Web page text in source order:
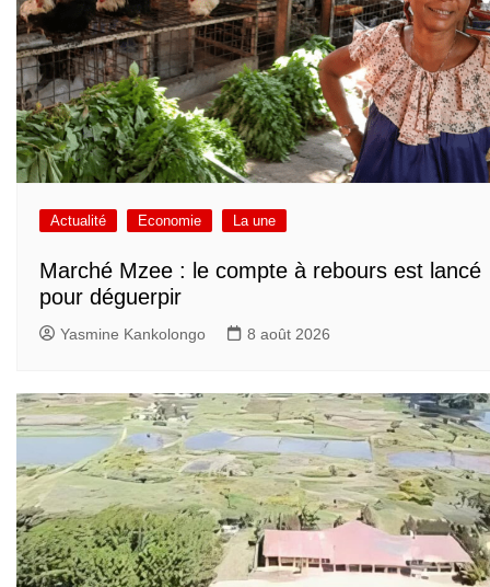
Actualité Economie La une
Marché Mzee : le compte à rebours est lancé
pour déguerpir
Yasmine Kankolongo 8 août 2026